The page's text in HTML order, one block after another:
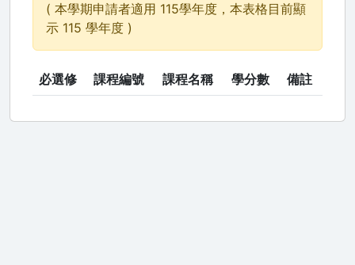
( 本學期申請者適用 115學年度，本表格目前顯
示 115 學年度 )
必選修 課程編號 課程名稱 學分數 備註